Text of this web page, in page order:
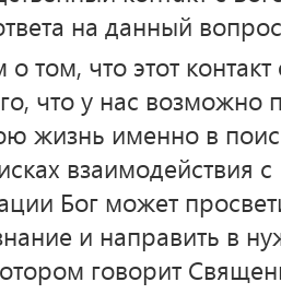
на данный
том, что этот
что у нас возможно
жизнь именно в
взаимодействия
Бог может
и направить в
говорит